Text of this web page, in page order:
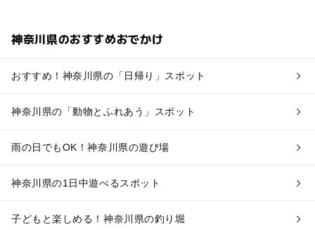
神奈川県のおすすめおでかけ
おすすめ！神奈川県の「日帰り」スポット
神奈川県の「動物とふれあう」スポット
雨の日でもOK！神奈川県の遊び場
神奈川県の1日中遊べるスポット
子どもと楽しめる！神奈川県の釣り堀